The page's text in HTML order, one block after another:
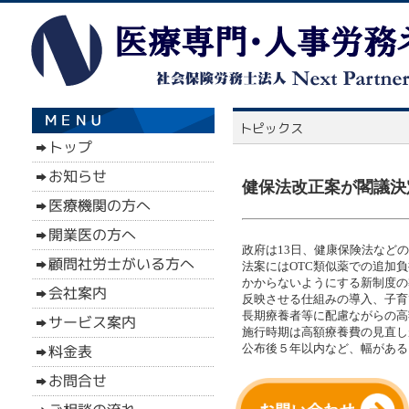
健保法改正案が閣議
政府は13日、健康保険法など
法案にはOTC類似薬での追加
かからないようにする新制度
反映させる仕組みの導入、子
長期療養者等に配慮ながらの
施行時期は高額療養費の見直
公布後５年以内など、幅があ